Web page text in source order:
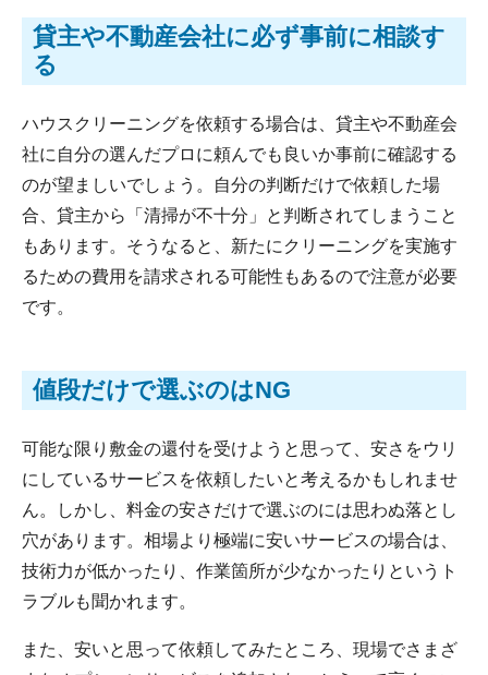
貸主や不動産会社に必ず事前に相談す
る
ハウスクリーニングを依頼する場合は、貸主や不動産会
社に自分の選んだプロに頼んでも良いか事前に確認する
のが望ましいでしょう。自分の判断だけで依頼した場
合、貸主から「清掃が不十分」と判断されてしまうこと
もあります。そうなると、新たにクリーニングを実施す
るための費用を請求される可能性もあるので注意が必要
です。
値段だけで選ぶのはNG
可能な限り敷金の還付を受けようと思って、安さをウリ
にしているサービスを依頼したいと考えるかもしれませ
ん。しかし、料金の安さだけで選ぶのには思わぬ落とし
穴があります。相場より極端に安いサービスの場合は、
技術力が低かったり、作業箇所が少なかったりというト
ラブルも聞かれます。
また、安いと思って依頼してみたところ、現場でさまざ